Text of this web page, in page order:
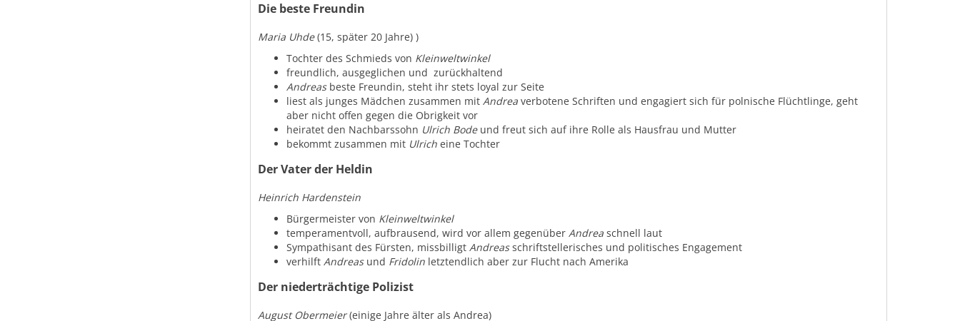
Die beste Freundin
Maria Uhde(15, später 20 Jahre) )
Tochter des Schmieds von Kleinweltwinkel
freundlich, ausgeglichen und zurückhaltend
Andreas beste Freundin, steht ihr stets loyal zur Seite
liest als junges Mädchen zusammen mit Andreaverbotene Schriften und engagiert sich für polnische Flüchtlinge, geht
aber nicht offen gegen die Obrigkeit vor
heiratet den Nachbarssohn Ulrich Bodeund freut sich auf ihre Rolle als Hausfrau und Mutter
bekommt zusammen mit Ulrich eine Tochter
Der Vater der Heldin
Heinrich Hardenstein
Bürgermeister von Kleinweltwinkel
temperamentvoll, aufbrausend, wird vor allem gegenüber Andreaschnell laut
Sympathisant des Fürsten, missbilligt Andreasschriftstellerisches und politisches Engagement
verhilft Andreasund Fridolinletztendlich aber zur Flucht nach Amerika
Der niederträchtige Polizist
August Obermeier(einige Jahre älter als Andrea)